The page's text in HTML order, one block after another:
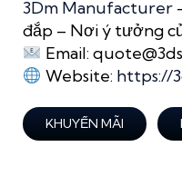
3Dm Manufacturer
đắp – Nơi ý tưởng
Email:
Website: https://
KHUYẾN MÃI